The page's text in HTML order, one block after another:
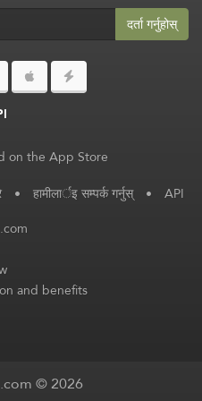
दर्ता गर्नुहोस्
• हामीलार्इ सम्पर्क गर्नुस् • API
and benefits
© 2026